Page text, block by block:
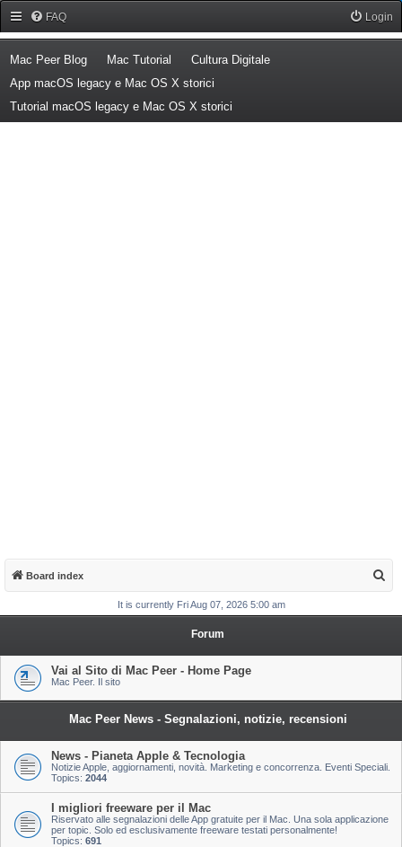
FAQ Login
Mac Peer Blog(Opens a new tab)
Mac Tutorial (Opens a new tab)
Cultura Digitale(Opens a new tab)
App macOS legacy e Mac OS X storici
Tutorial macOS legacy e Mac OS X storici
Board index
a
It is currently Fri Aug 07, 2026 5:00 am
Forum
Vai al Sito di Mac Peer - Home Page
Mac Peer. Il sito
Mac Peer News - Segnalazioni, notizie, recensioni
News - Pianeta Apple & Tecnologia
Notizie Apple, aggiornamenti, novità. Marketing e concorrenza. Eventi Speciali.
Topics: 2044
I migliori freeware per il Mac
Riservato alle segnalazioni delle App gratuite per il Mac. Una sola applicazione
per topic. Solo ed esclusivamente freeware testati personalmente!
Topics: 691